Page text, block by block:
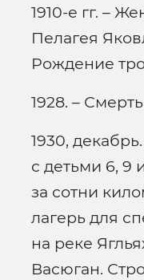
1910-е гг. –
Пелагея
Рождение
1928. –
1930,
с детьми 6, 9
за сотни
лагерь для
на реке
Васюган.